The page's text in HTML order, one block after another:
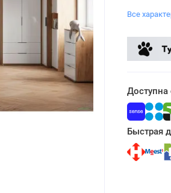
Все
Доступна
Быстрая